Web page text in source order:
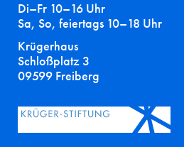
Di–Fr 10–16 Uhr
Sa, So, feiertags 10–18 Uhr
Krügerhaus
Schloßplatz 3
09599 Freiberg